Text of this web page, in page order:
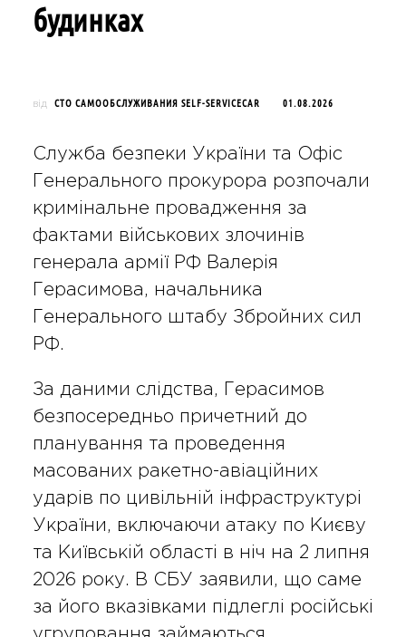
будинках
від СТО САМООБСЛУЖИВАНИЯ SELF-SERVICECAR 01.08.2026
Служба безпеки України та Офіс
Генерального прокурора розпочали
кримінальне провадження за
фактами військових злочинів
генерала армії РФ Валерія
Герасимова, начальника
Генерального штабу Збройних сил
РФ.
За даними слідства, Герасимов
безпосередньо причетний до
планування та проведення
масованих ракетно-авіаційних
ударів по цивільній інфраструктурі
України, включаючи атаку по Києву
та Київській області в ніч на 2 липня
2026 року. В СБУ заявили, що саме
за його вказівками підлеглі російські